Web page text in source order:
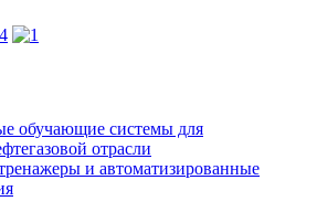
обучающие системы для
отрасли
и автоматизированные